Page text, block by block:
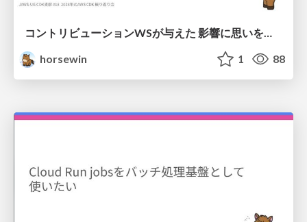
horsewin
1 88